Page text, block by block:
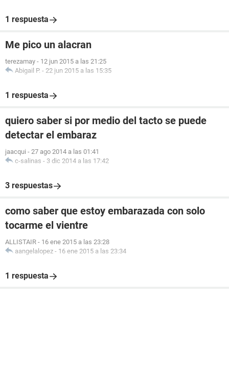
1 respuesta
Me pico un alacran
terezamay - 12 jun 2015 a las 21:25
Abigail P. - 22 jun 2015 a las 15:35
1 respuesta
quiero saber si por medio del tacto se puede
detectar el embaraz
jaacqui - 27 ago 2014 a las 01:41
c-salinas - 3 dic 2014 a las 17:42
3 respuestas
como saber que estoy embarazada con solo
tocarme el vientre
ALLISTAIR - 16 ene 2015 a las 23:28
aangelalopez - 16 ene 2015 a las 23:34
1 respuesta